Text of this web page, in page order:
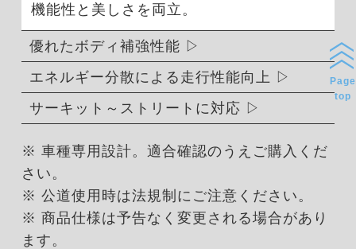
機能性と美しさを両立。
優れたボディ補強性能
エネルギー分散による走行性能向上
サーキット～ストリートに対応
※ 車種専用設計。適合確認のうえご購入くだ
さい。
※ 公道使用時は法規制にご注意ください。
※ 商品仕様は予告なく変更される場合があり
ます。
Page
top